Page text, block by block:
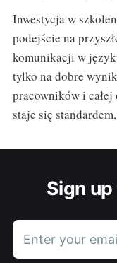
Inwestycja w
podejście na
komunikacji w
tylko na dobre
pracowników i
staje się
Sign
Enter your